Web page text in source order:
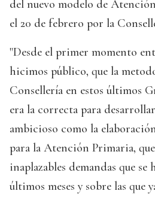
del nuevo modelo de
el 20 de febrero por la
"Desde el primer momento
hicimos público, que la
Consellería en estos últimos
era la correcta para
ambicioso como la
para la Atención Primaria,
inaplazables demandas que
últimos meses y sobre las que